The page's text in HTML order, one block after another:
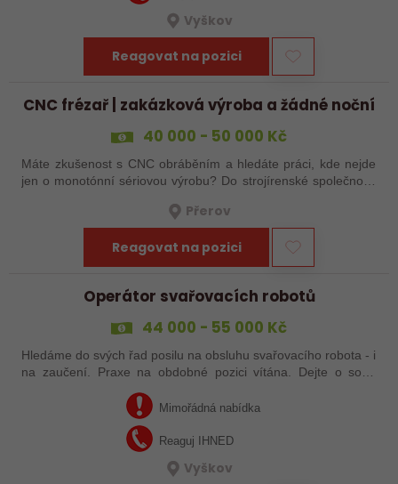
Vyškov
Reagovat na pozici
CNC frézař | zakázková výroba a žádné noční
40 000 - 50 000 Kč
Máte zkušenost s CNC obráběním a hledáte práci, kde nejde
jen o monotónní sériovou výrobu? Do strojírenské společnosti
Přerov
Reagovat na pozici
Operátor svařovacích robotů
44 000 - 55 000 Kč
Hledáme do svých řad posilu na obsluhu svařovacího robota - i
na zaučení. Praxe na obdobné pozici vítána. Dejte o sobě
Mimořádná nabídka
Reaguj IHNED
Vyškov